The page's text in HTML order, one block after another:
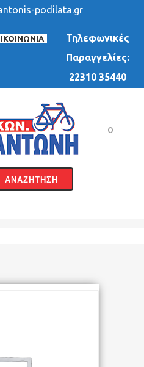
podilata.gr
Τηλεφωνικές
Παραγγελίες:
22310 35440
0